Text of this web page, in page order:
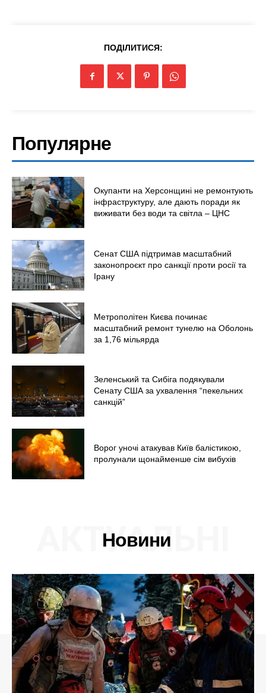
ПОДІЛИТИСЯ:
Популярне
Окупанти на Херсонщині не ремонтують
інфраструктуру, але дають поради як
виживати без води та світла – ЦНС
Сенат США підтримав масштабний
законопроєкт про санкції проти росії та
Ірану
Метрополітен Києва починає
масштабний ремонт тунелю на Оболонь
за 1,76 мільярда
Зеленський та Сибіга подякували
Сенату США за ухвалення “пекельних
санкцій”
Ворог уночі атакував Київ балістикою,
пролунали щонайменше сім вибухів
Новини
АКТУАЛЬНІ